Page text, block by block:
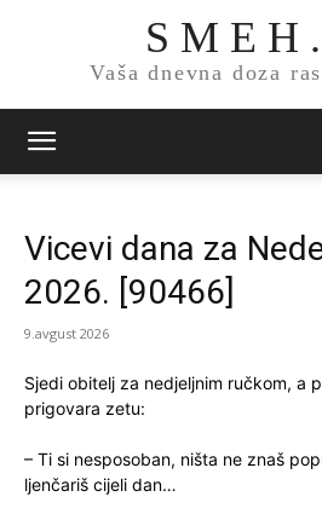
S M E H
Vaša dnevna doza
Vicevi dana za
2026. [90466]
9.avgust 2026
Sjedi obitelj za nedjeljnim ručkom, a
prigovara zetu:
– Ti si nesposoban, ništa ne znaš
ljenčariš cijeli dan…